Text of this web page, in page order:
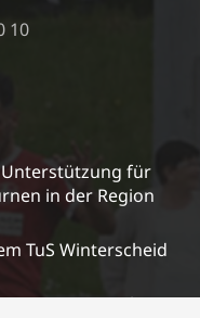
10
Unterstützung für
in der Region
TuS Winterscheid
Saison als